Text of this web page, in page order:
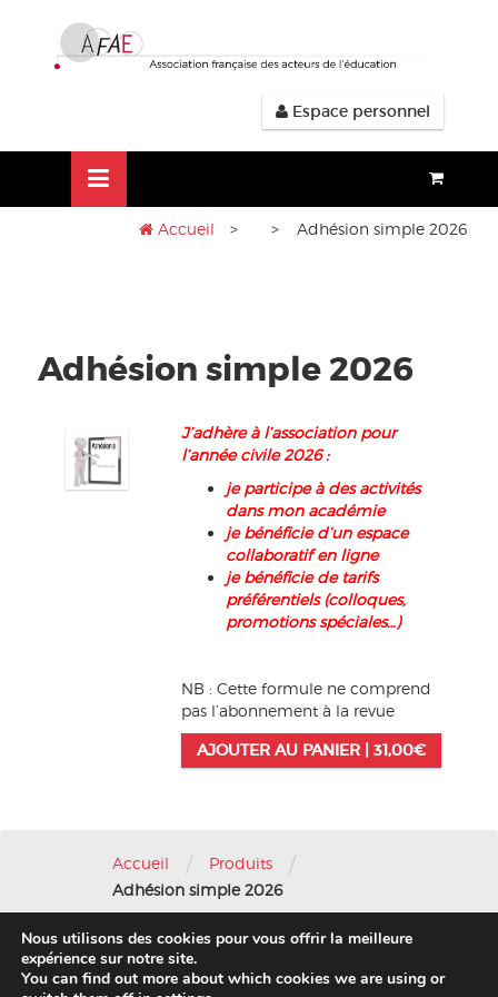
contenu
Espace personnel
Accueil > > Adhésion simple 2026
Adhésion simple 2026
J’adhère à l’association pour
l’année civile 2026 :
je participe à des activités
dans mon académie
je bénéficie d’un espace
collaboratif en ligne
je bénéficie de tarifs
préférentiels (colloques,
promotions spéciales…)
NB : Cette formule ne comprend
pas l’abonnement à la revue
AJOUTER AU PANIER | 31,00€
Accueil / Produits /
Adhésion simple 2026
Nous contacter-Mentions légales
© 2016 AFAE
Nous utilisons des cookies pour vous offrir la meilleure
expérience sur notre site.
You can find out more about which cookies we are using or